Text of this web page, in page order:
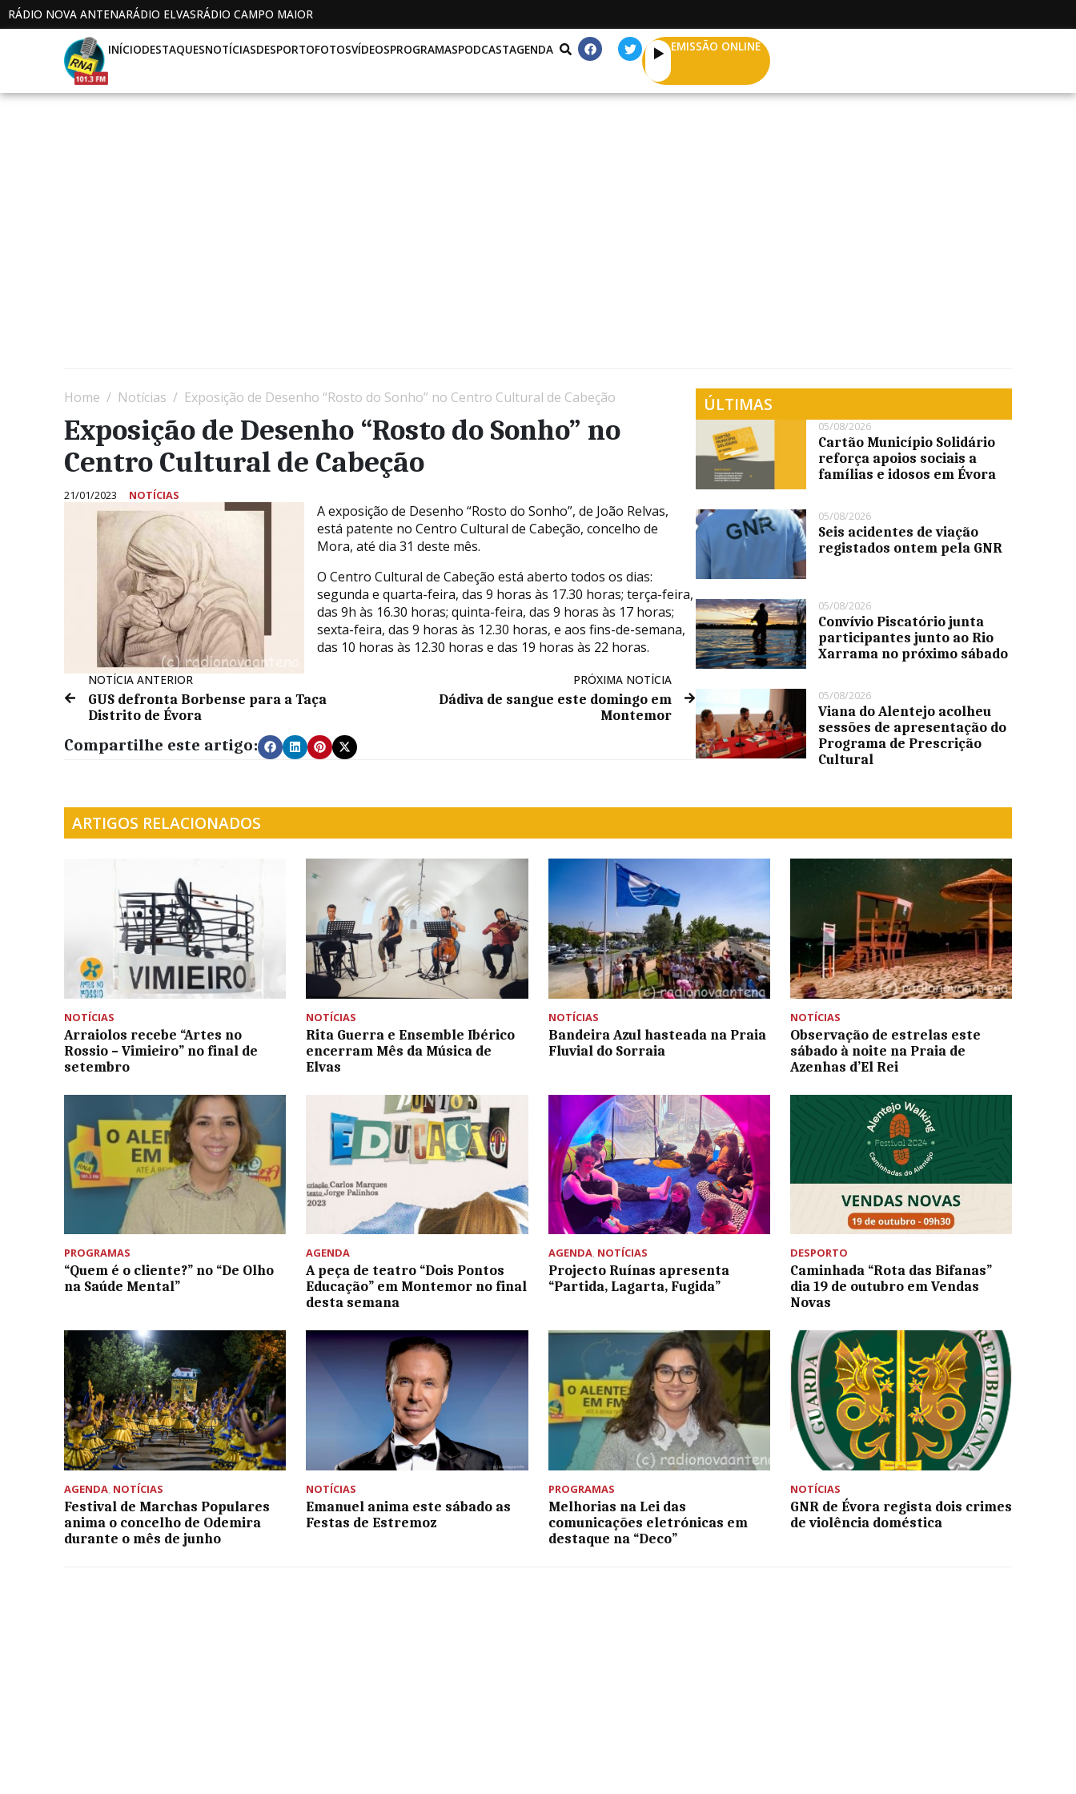
RÁDIO NOVA ANTENARÁDIO ELVASRÁDIO CAMPO MAIOR
INÍCIODESTAQUESNOTÍCIASDESPORTOFOTOSVÍDEOSPROGRAMASPODCASTAGENDA EMISSÃO ONLINE
Home Notícias Exposição de Desenho “Rosto do Sonho” no Centro Cultural de Cabeção
Exposição de Desenho “Rosto do Sonho” no
Centro Cultural de Cabeção
21/01/2023 NOTÍCIAS
A exposição de Desenho “Rosto do Sonho”, de João Relvas,
está patente no Centro Cultural de Cabeção, concelho de
Mora, até dia 31 deste mês.
O Centro Cultural de Cabeção está aberto todos os dias:
segunda e quarta-feira, das 9 horas às 17.30 horas; terça-feira,
das 9h às 16.30 horas; quinta-feira, das 9 horas às 17 horas;
sexta-feira, das 9 horas às 12.30 horas, e aos fins-de-semana,
das 10 horas às 12.30 horas e das 19 horas às 22 horas.
NOTÍCIA ANTERIOR
GUS defronta Borbense para a Taça
Distrito de Évora
PRÓXIMA NOTÍCIA
Dádiva de sangue este domingo em
Montemor
Compartilhe este artigo:
ÚLTIMAS
05/08/2026
Cartão Município Solidário
reforça apoios sociais a
famílias e idosos em Évora
05/08/2026
Seis acidentes de viação
registados ontem pela GNR
05/08/2026
Convívio Piscatório junta
participantes junto ao Rio
Xarrama no próximo sábado
05/08/2026
Viana do Alentejo acolheu
sessões de apresentação do
Programa de Prescrição
Cultural
ARTIGOS RELACIONADOS
NOTÍCIAS
Arraiolos recebe “Artes no
Rossio – Vimieiro” no final de
setembro
NOTÍCIAS
Rita Guerra e Ensemble Ibérico
encerram Mês da Música de
Elvas
NOTÍCIAS
Bandeira Azul hasteada na Praia
Fluvial do Sorraia
NOTÍCIAS
Observação de estrelas este
sábado à noite na Praia de
Azenhas d’El Rei
PROGRAMAS
“Quem é o cliente?” no “De Olho
na Saúde Mental”
AGENDA
A peça de teatro “Dois Pontos
Educação” em Montemor no final
desta semana
AGENDA, NOTÍCIAS
Projecto Ruínas apresenta
“Partida, Lagarta, Fugida”
DESPORTO
Caminhada “Rota das Bifanas”
dia 19 de outubro em Vendas
Novas
AGENDA, NOTÍCIAS
Festival de Marchas Populares
anima o concelho de Odemira
durante o mês de junho
NOTÍCIAS
Emanuel anima este sábado as
Festas de Estremoz
PROGRAMAS
Melhorias na Lei das
comunicações eletrónicas em
destaque na “Deco”
NOTÍCIAS
GNR de Évora regista dois crimes
de violência doméstica